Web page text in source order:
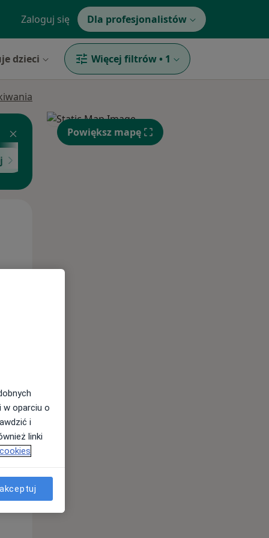
Zaloguj się Dla profesjonalistów
dzieci Więcej filtrów • 1
Czw,
Powiększ mapę
w oparciu o
i
linki